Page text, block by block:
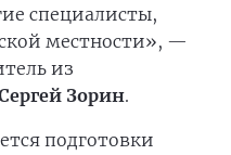
специалисты,
местности», —
из
Зорин.
подготовки